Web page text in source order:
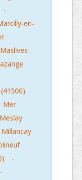
-
en-
Maslives
Mer
Meslay
Millancay
-
-